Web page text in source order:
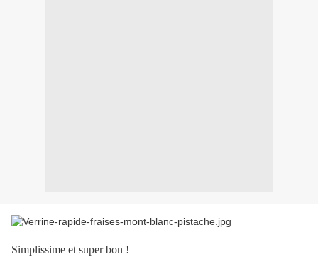
Simplissime et super bon !